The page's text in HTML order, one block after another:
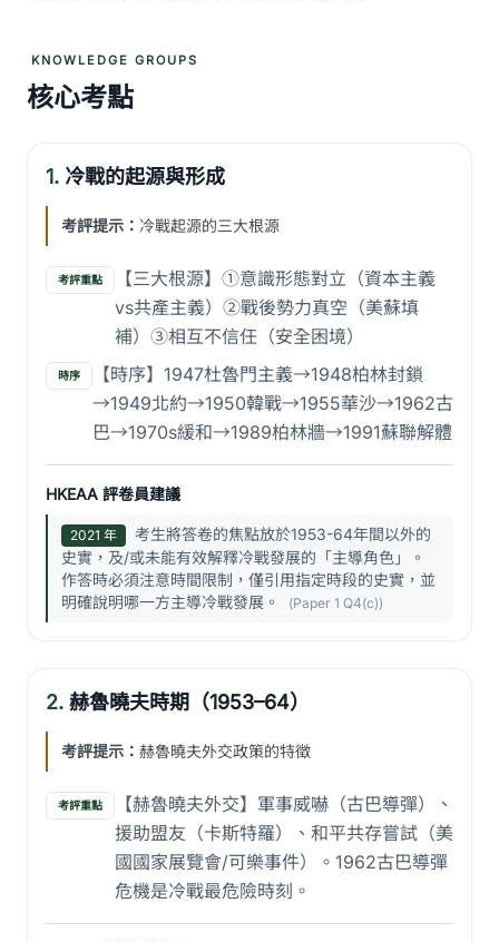
KNOWLEDGE GROUPS
核心考點
1. 冷戰的起源與形成
考評提示： 冷戰起源的三大根源
考評重點
【三大根源】①意識形態對立（資本主義
vs共產主義）②戰後勢力真空（美蘇填
補）③相互不信任（安全困境）
時序
【時序】1947杜魯門主義→1948柏林封鎖
→1949北約→1950韓戰→1955華沙→1962古
巴→1970s緩和→1989柏林牆→1991蘇聯解體
HKEAA 評卷員建議
2021 年
考生將答卷的焦點放於1953-64年間以外的
史實，及/或未能有效解釋冷戰發展的「主導角色」。
作答時必須注意時間限制，僅引用指定時段的史實，並
明確說明哪一方主導冷戰發展。
(Paper 1 Q4(c))
2. 赫魯曉夫時期（1953–64）
考評提示： 赫魯曉夫外交政策的特徵
考評重點
【赫魯曉夫外交】軍事威嚇（古巴導彈）、
援助盟友（卡斯特羅）、和平共存嘗試（美
國國家展覽會/可樂事件）。1962古巴導彈
危機是冷戰最危險時刻。